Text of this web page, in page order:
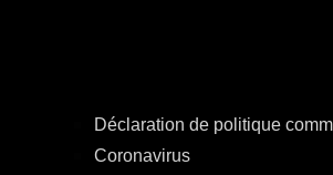
Déclaration de politique
Coronavirus